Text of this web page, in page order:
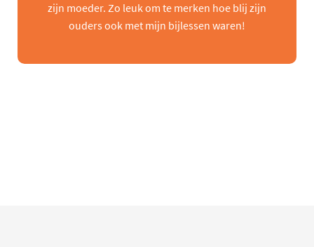
zijn moeder. Zo leuk om te merken hoe blij zijn
ouders ook met mijn bijlessen waren!